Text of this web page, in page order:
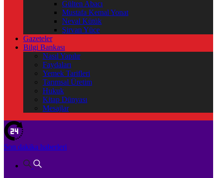
Gülten Abacı
Mustafa Kemal Yonat
Neval Kütük
Şirvan Yüce
Gazeteler
Bilgi Bankası
Nasıl Yapılır
Faydaları
Yemek Tarifleri
Tarımsal Üretim
Hukuk
Kitap Dünyası
Mesajlar
Son dakika haberleri